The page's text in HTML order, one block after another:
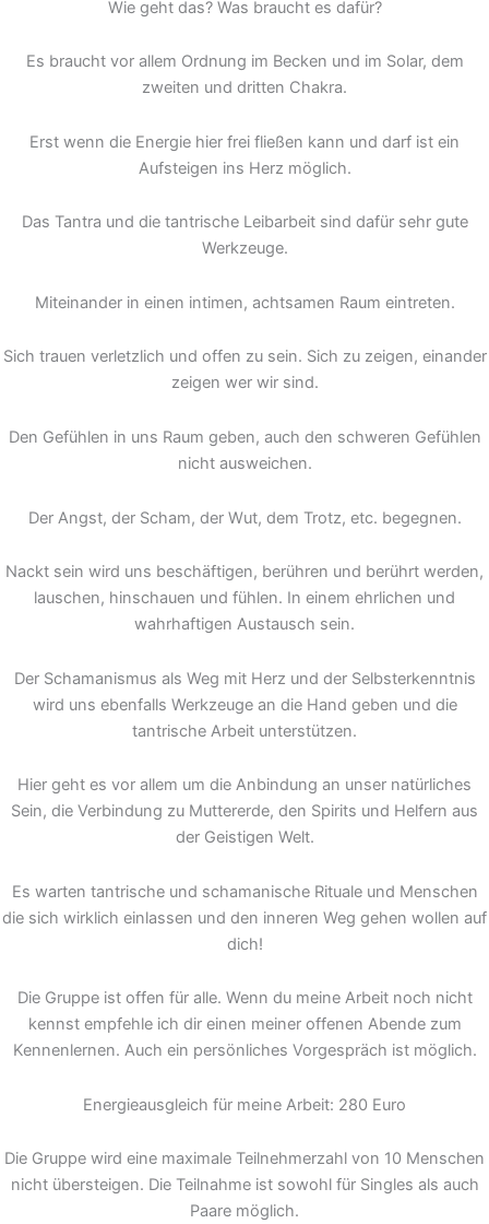
Wie geht das? Was braucht es dafür?
Es braucht vor allem Ordnung im Becken und im Solar, dem
zweiten und dritten Chakra.
Erst wenn die Energie hier frei fließen kann und darf ist ein
Aufsteigen ins Herz möglich.
Das Tantra und die tantrische Leibarbeit sind dafür sehr gute
Werkzeuge.
Miteinander in einen intimen, achtsamen Raum eintreten.
Sich trauen verletzlich und offen zu sein. Sich zu zeigen, einander
zeigen wer wir sind.
Den Gefühlen in uns Raum geben, auch den schweren Gefühlen
nicht ausweichen.
Der Angst, der Scham, der Wut, dem Trotz, etc. begegnen.
Nackt sein wird uns beschäftigen, berühren und berührt werden,
lauschen, hinschauen und fühlen. In einem ehrlichen und
wahrhaftigen Austausch sein.
Der Schamanismus als Weg mit Herz und der Selbsterkenntnis
wird uns ebenfalls Werkzeuge an die Hand geben und die
tantrische Arbeit unterstützen.
Hier geht es vor allem um die Anbindung an unser natürliches
Sein, die Verbindung zu Muttererde, den Spirits und Helfern aus
der Geistigen Welt.
Es warten tantrische und schamanische Rituale und Menschen
die sich wirklich einlassen und den inneren Weg gehen wollen auf
dich!
Die Gruppe ist offen für alle. Wenn du meine Arbeit noch nicht
kennst empfehle ich dir einen meiner offenen Abende zum
Kennenlernen. Auch ein persönliches Vorgespräch ist möglich.
Energieausgleich für meine Arbeit: 280 Euro
Die Gruppe wird eine maximale Teilnehmerzahl von 10 Menschen
nicht übersteigen. Die Teilnahme ist sowohl für Singles als auch
Paare möglich.